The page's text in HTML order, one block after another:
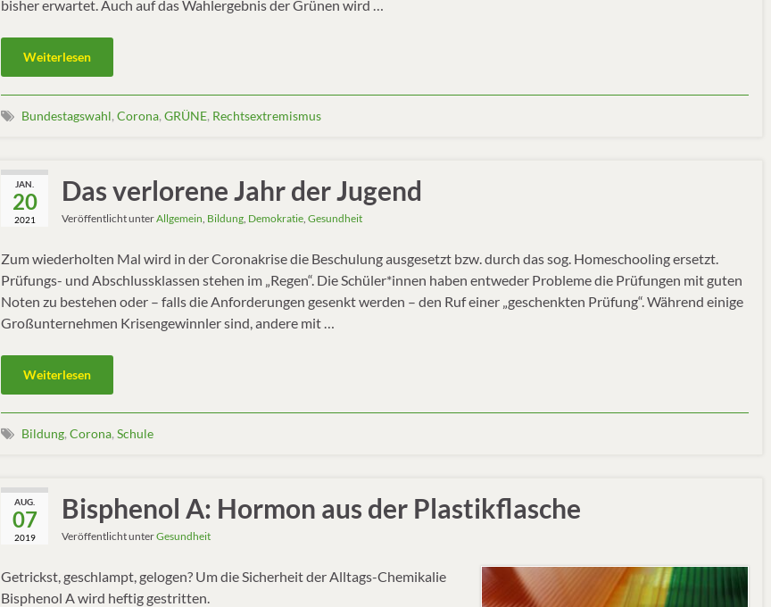
bisher erwartet. Auch auf das Wahlergebnis der Grünen wird …
Weiterlesen
Bundestagswahl, Corona, GRÜNE, Rechtsextremismus
JAN.
20
2021
Das verlorene Jahr der Jugend
Veröffentlicht unterAllgemein Bildung Demokratie Gesundheit
Zum wiederholten Mal wird in der Coronakrise die Beschulung ausgesetzt bzw. durch das sog. Homeschooling ersetzt.
Prüfungs- und Abschlussklassen stehen im „Regen“. Die Schüler*innen haben entweder Probleme die Prüfungen mit guten
Noten zu bestehen oder – falls die Anforderungen gesenkt werden – den Ruf einer „geschenkten Prüfung“. Während einige
Großunternehmen Krisengewinnler sind, andere mit …
Weiterlesen
Bildung, Corona, Schule
AUG.
07
2019
Bisphenol A: Hormon aus der Plastikflasche
Veröffentlicht unterGesundheit
Getrickst, geschlampt, gelogen? Um die Sicherheit der Alltags-Chemikalie
Bisphenol A wird heftig gestritten.